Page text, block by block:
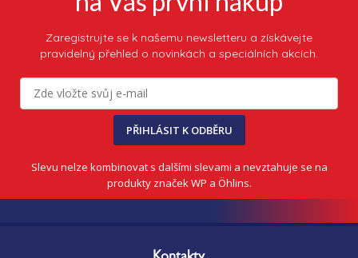
Zaregistrujte se k našemu newsletteru a získávejte
pravidelný přehled o novinkách a speciálních akcích.
PŘIHLÁSIT K ODBĚRU
Slevu nelze kombinovat s dalšími slevami a nevztahuje se na
produkty značek WP a Öhlins.